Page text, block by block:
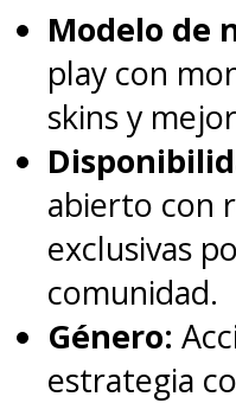
Modelo de
play con
skins y
abierto con
exclusivas
comunidad.
Género:
estrategia